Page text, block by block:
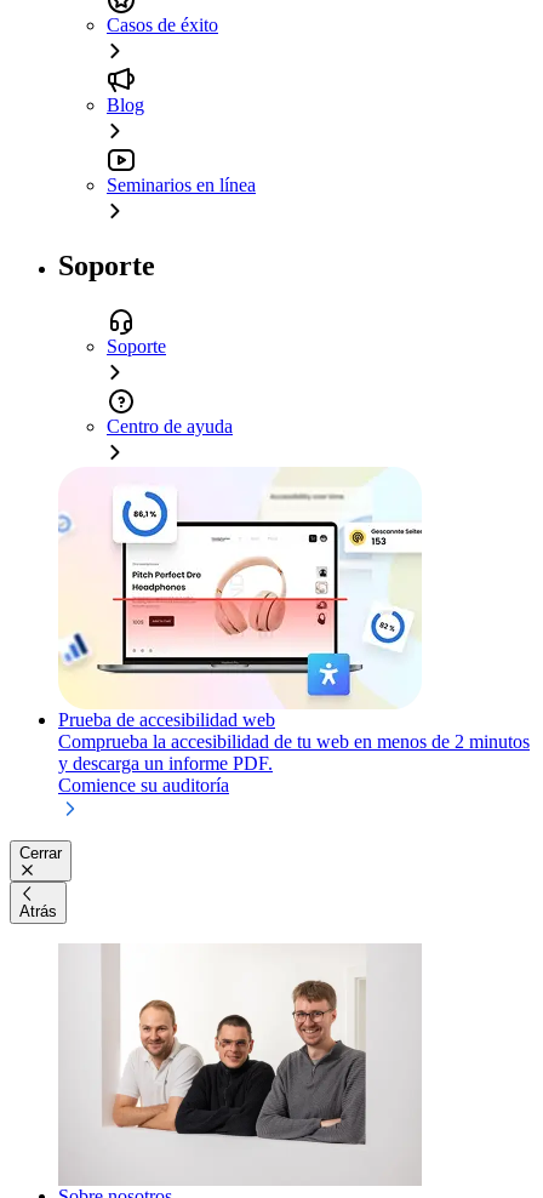
Casos de éxito
Blog
Seminarios en línea
Soporte
Soporte
Centro de ayuda
Prueba de accesibilidad web
Comprueba la accesibilidad de tu web en menos de 2 minutos
y descarga un informe PDF.
Comience su auditoría
Cerrar
Atrás